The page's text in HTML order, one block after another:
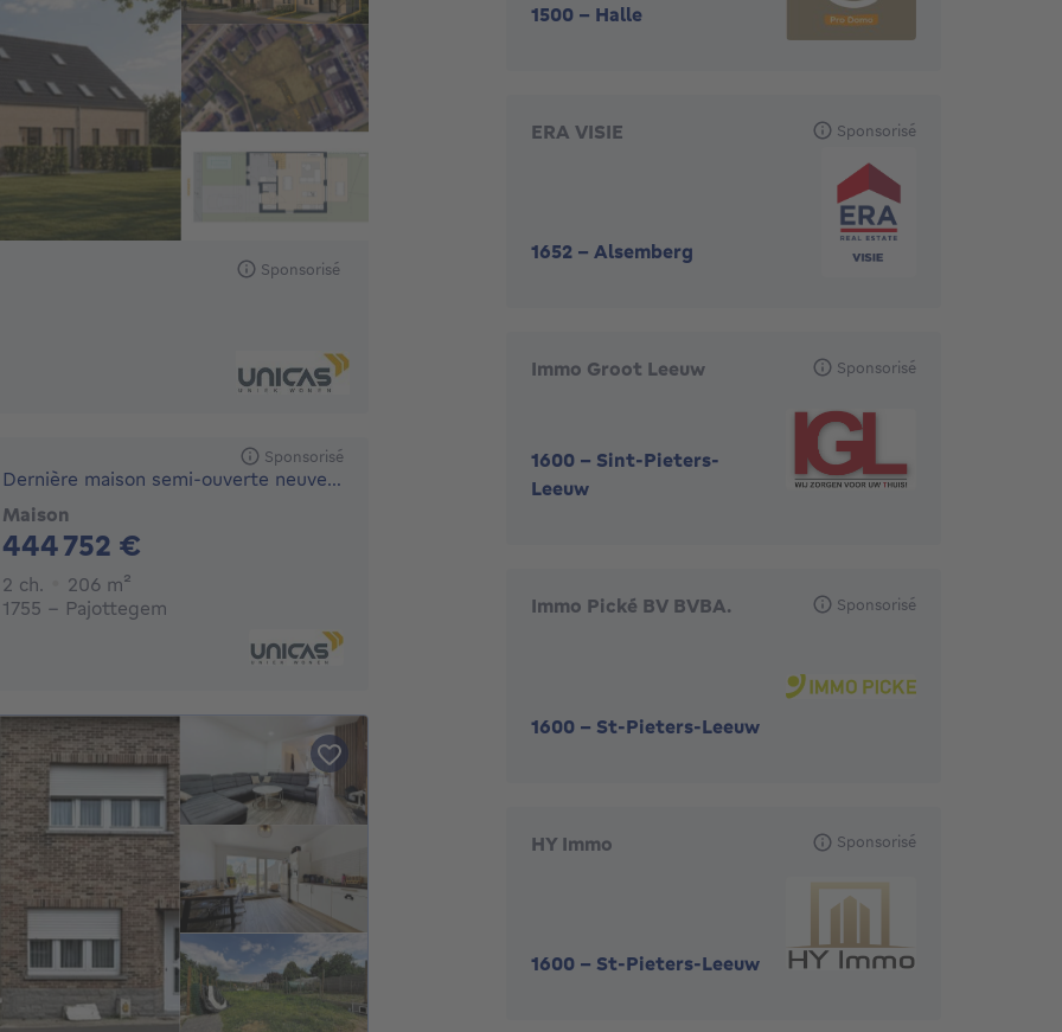
Sponsorisé
Sponsorisé
Dernière maison semi-ouverte neuve avec grenier aménageable
Maison
444 752 €
2 ch. 2 chambres
206 m²
1755 - Pajottegem
1500 - Halle
ERA VISIE
1652 - Alsemberg
Sponsorisé
Immo Groot Leeuw
1600 - Sint-Pieters-
Leeuw
Sponsorisé
Immo Pické BV BVBA.
1600 - St-Pieters-Leeuw
Sponsorisé
HY Immo
1600 - St-Pieters-Leeuw
Sponsorisé